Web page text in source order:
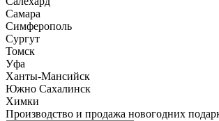
Самара
Симферополь
Сургут
Томск
Уфа
Ханты-Мансийск
Южно Сахалинск
Химки
Производство и продажа новогодних